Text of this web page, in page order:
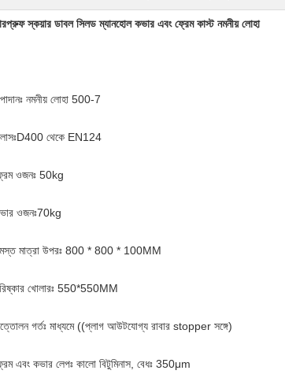
স্কয়ার ডাবল সিলড ম্যানহোল কভার এবং ফ্রেম কাস্ট নমনীয় লোহা
নমনীয় লোহা 500-7
থেকে EN124
ওজনঃ 50kg
ওজনঃ70kg
মাত্রা উপরঃ 800 * 800 * 100MM
খোলারঃ 550*550MM
গর্তঃ মাধ্যমে ((প্লাগ আউটযোগ্য রাবার stopper সঙ্গে)
এবং কভার লেপঃ কালো বিটুমিনাস, বেধঃ 350μm